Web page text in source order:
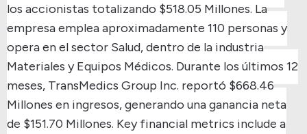
los accionistas totalizando $518.05 Millones. La
empresa emplea aproximadamente 110 personas y
opera en el sector Salud, dentro de la industria
Materiales y Equipos Médicos. Durante los últimos 12
meses, TransMedics Group Inc. reportó $668.46
Millones en ingresos, generando una ganancia neta
de $151.70 Millones. Key financial metrics include a